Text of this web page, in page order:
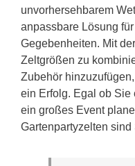
unvorhersehbarem
anpassbare Lösung
Gegebenheiten. Mit
Zeltgrößen zu
Zubehör
ein Erfolg. Egal ob
ein großes Event
Gartenpartyzelten